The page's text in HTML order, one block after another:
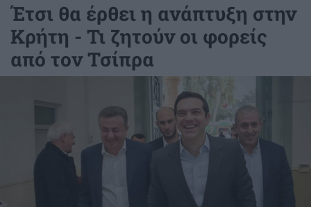
Έτσι θα έρθει η ανάπτυξη στην
Κρήτη - Τι ζητούν οι φορείς
από τον Τσίπρα